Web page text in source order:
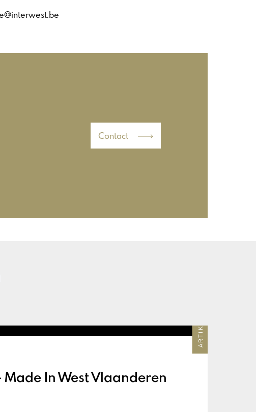
Contact
ARTIKEL
In West Vlaanderen